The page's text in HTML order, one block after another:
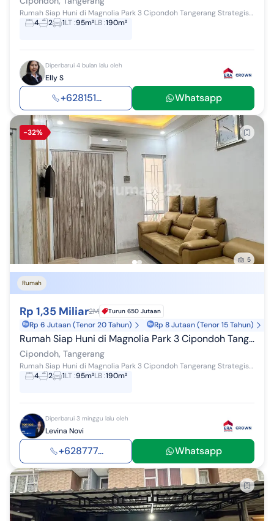
Rumah Siap Huni di Magnolia Park 3 Cipondoh Tangerang Strategis (PAU) LT/LB: 95/190 4 KT 2 KM PLN 5500W SHM Carport 2
4
2 1LT:95m²LB:190m²
Diperbarui 4 bulan lalu oleh
Elly S
+628151... Whatsapp
5
-32%
Rumah
Rp 1,35 Miliar2M Turun 650 Jutaan
Rp 6 Jutaan (Tenor 20 Tahun) Rp 8 Jutaan (Tenor 15 Tahun)
Rumah Siap Huni di Magnolia Park 3 Cipondoh Tangerang Strategis
Cipondoh, Tangerang
Rumah Siap Huni di Magnolia Park 3 Cipondoh Tangerang Strategis (PAU) LT/LB: 95/190 4 KT 2 KM PLN 5500W SHM Carport 2
4
2 1LT:95m²LB:190m²
Diperbarui 3 minggu lalu oleh
Levina Novi
+628777... Whatsapp